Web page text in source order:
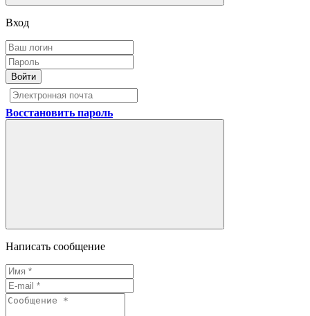
Вход
Войти
Восстановить пароль
Написать сообщение